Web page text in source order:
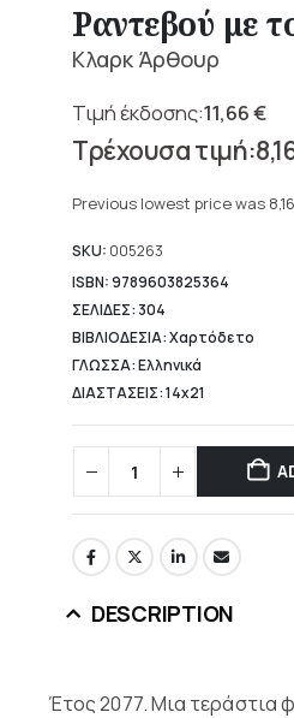
Ραντεβού με
Κλαρκ Άρθουρ
11,66€
Original
price
11,66 €.
price
8,16 €.
Previous lowest price was 8,16
SKU: 005263
ISBN: 9789603825364
ΣΕΛΙΔΕΣ: 304
ΒΙΒΛΙΟΔΕΣΙΑ: Χαρτόδετο
ΓΛΩΣΣΑ: Ελληνικά
ΔΙΑΣΤΑΣΕΙΣ: 14x21
DESCRIPTION
Έτος 2077. Μια τεράστια